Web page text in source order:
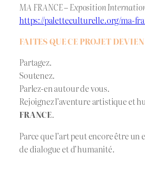
MA FRANCE – Exposition
https://paletteculturelle.org/ma-
FAITES QUE CE PROJET
Partagez.
Soutenez.
Parlez-en autour de vous.
Rejoignez l’aventure artistique et
FRANCE.
Parce que l’art peut encore être un
de dialogue et d’humanité.